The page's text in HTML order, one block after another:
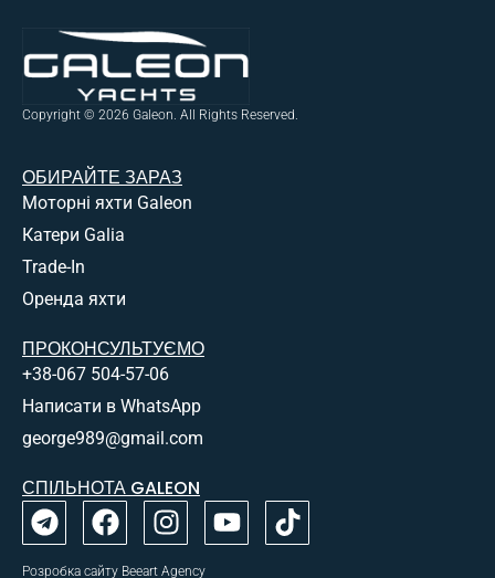
Copyright © 2026 Galeon. All Rights Reserved.
ОБИРАЙТЕ ЗАРАЗ
Моторні яхти Galeon
Катери Galia
Trade-In
Оренда яхти
ПРОКОНСУЛЬТУЄМО
+38-067 504-57-06
Написати в WhatsApp
george989@gmail.com
СПІЛЬНОТА GALEON
Розробка сайту Beeart Agency